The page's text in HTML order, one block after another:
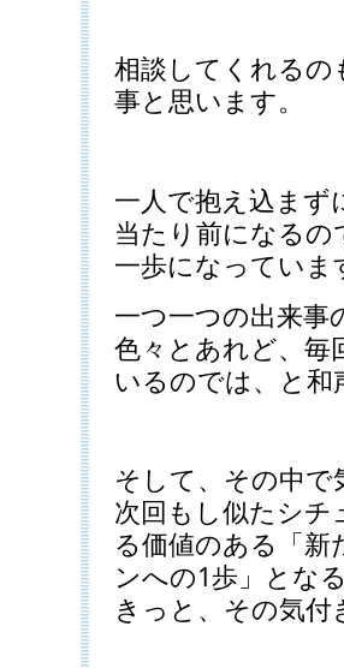
相談してくれる
事と思います。
一人で抱え込ま
当たり前になる
一歩になっていま
一つ一つの出来事
色々とあれど、毎
いるのでは、と
そして、その中
次回もし似たシ
る価値のある「
ンへの1歩」とな
きっと、その気